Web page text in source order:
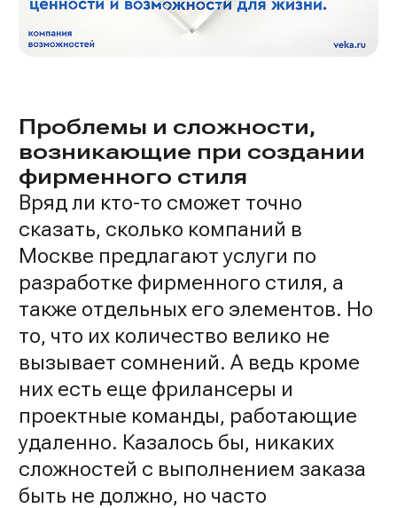
Проблемы и сложности,
возникающие при создании
фирменного стиля
Вряд ли кто-то сможет точно
сказать, сколько компаний в
Москве предлагают услуги по
разработке фирменного стиля, а
также отдельных его элементов. Но
то, что их количество велико не
вызывает сомнений. А ведь кроме
них есть еще фрилансеры и
проектные команды, работающие
удаленно. Казалось бы, никаких
сложностей с выполнением заказа
быть не должно, но часто